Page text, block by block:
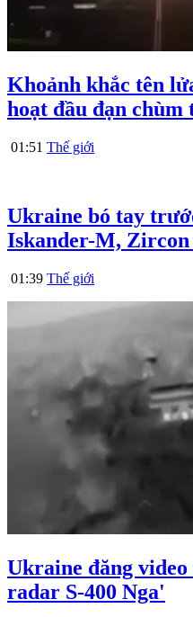
Khoảnh khắc tên
hoạt đầu đạn
01:51 Thế giới
Ukraine bó tay
Iskander-M, Zircon
01:39 Thế giới
Ukraine đăng
radar S-400 Nga'